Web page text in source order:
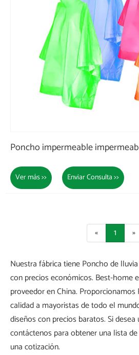
Poncho impermeable
Ver más >> Enviar Consulta >>
« 1 »
Nuestra fábrica tiene Poncho de
con precios económicos. Best-home
proveedor en China.
calidad a mayoristas de todo el
diseños con precios baratos. Si
contáctenos para obtener una lista
una cotización.